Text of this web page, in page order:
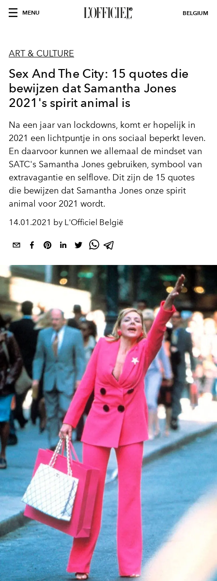
MENU BELGIUM
ART & CULTURE
Sex And The City: 15 quotes die
bewijzen dat Samantha Jones
2021's spirit animal is
Na een jaar van lockdowns, komt er hopelijk in
2021 een lichtpuntje in ons sociaal beperkt leven.
En daarvoor kunnen we allemaal de mindset van
SATC's Samantha Jones gebruiken, symbool van
extravagantie en selflove. Dit zijn de 15 quotes
die bewijzen dat Samantha Jones onze spirit
animal voor 2021 wordt.
14.01.2021 by L'Officiel België